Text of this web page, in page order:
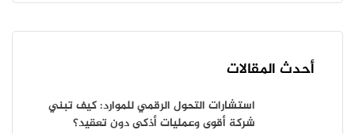
أحدث المقالات
استشارات التحول الرقمي للموارد: كيف تبني
شركة أقوى وعمليات أذكى دون تعقيد؟